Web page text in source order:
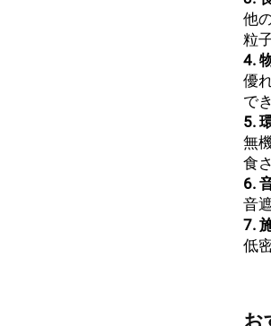
他
粒
4.
優
で
5.
無
食
6.
音
7.
低
お